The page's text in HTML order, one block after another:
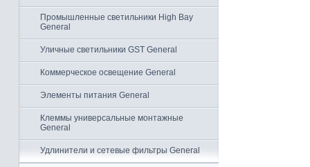
Промышленные светильники High Bay
General
Уличные светильники GST General
Коммерческое освещение General
Элементы питания General
Клеммы универсальные монтажные
General
Удлинители и сетевые фильтры General